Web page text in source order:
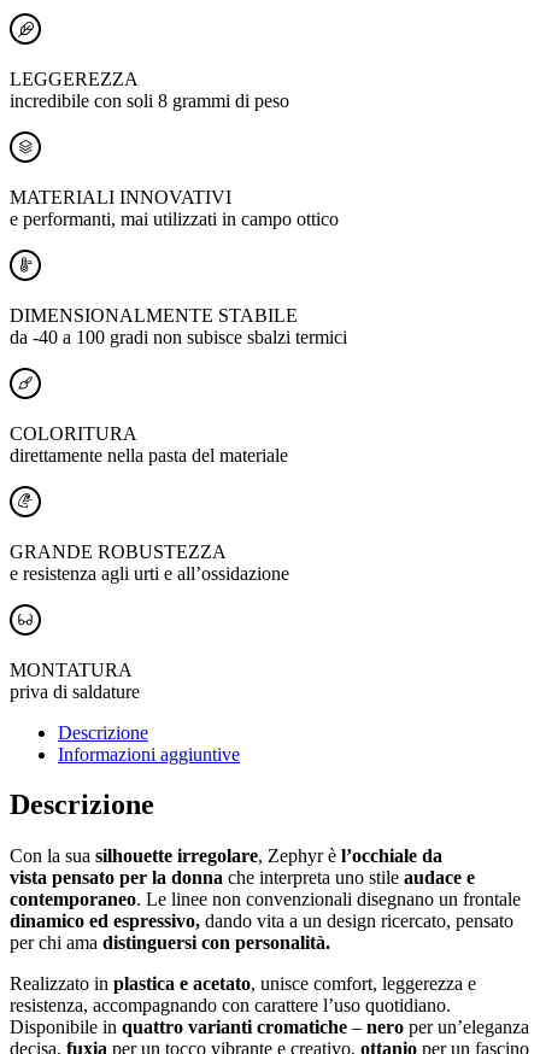
LEGGEREZZA
incredibile con soli 8 grammi di peso
MATERIALI INNOVATIVI
e performanti, mai utilizzati in campo ottico
DIMENSIONALMENTE STABILE
da -40 a 100 gradi non subisce sbalzi termici
COLORITURA
direttamente nella pasta del materiale
GRANDE ROBUSTEZZA
e resistenza agli urti e all’ossidazione
MONTATURA
priva di saldature
Descrizione
Informazioni aggiuntive
Descrizione
Con la sua silhouette irregolare, Zephyr è l’occhiale da
vista pensato per la donna che interpreta uno stile audace e
contemporaneo. Le linee non convenzionali disegnano un frontale
dinamico ed espressivo, dando vita a un design ricercato, pensato
per chi ama distinguersi con personalità.
Realizzato in plastica e acetato, unisce comfort, leggerezza e
resistenza, accompagnando con carattere l’uso quotidiano.
Disponibile in quattro varianti cromatiche – nero per un’eleganza
decisa, fuxia per un tocco vibrante e creativo, ottanio per un fascino